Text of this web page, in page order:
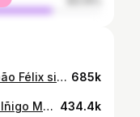
📸 Official ✍️ Portuguese star João Félix signs for #AlNassr 💛 النجم البرتغالي جواو فيليكس يـوقع رسميًا لـ ⁧#العالمي⁩ ✍️ #فيليكس_نصراوي 685k
⁨ 📸 Official ✍️ Spanish defender Iñigo Martínez joins #AlNassr as a free agent 💛 ‏النجم الإسباني إينيجو مارتينيز يـوقع رسميًا لـ ⁧‫#العالمي‬⁩ ✍️ ‏في صفقةِ انتقـالٍ حُـر 💛⁩ 434.4k